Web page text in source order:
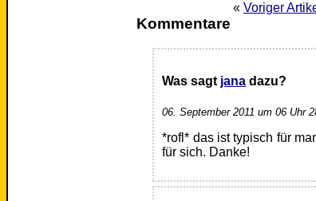
« Voriger
Kommentare
Was sagt jana dazu?
06. September 2011 um 06 Uhr
*rofl* das ist typisch für
für sich. Danke!